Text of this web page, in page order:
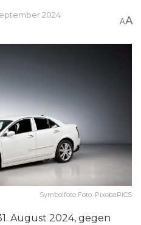
2024
AA
Symbolfoto Foto: PixobaPICS
August 2024, gegen